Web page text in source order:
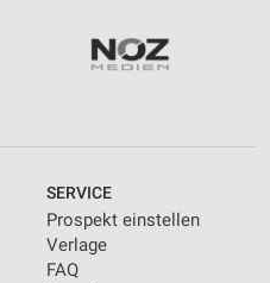
SERVICE
Prospekt einstellen
Verlage
FAQ